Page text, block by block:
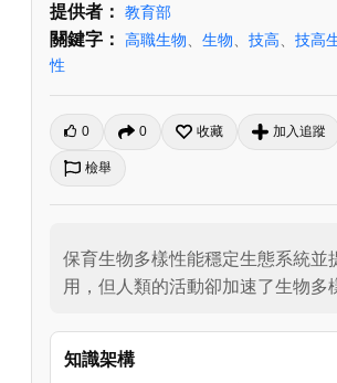
提供者： 教育部
關鍵字： 高職生物 生物 技高 技高
性
0 0 收藏 加入追蹤
檢舉
保育生物多樣性能穩定生態系統並
用，但人類的活動卻加速了生物多
知識架構